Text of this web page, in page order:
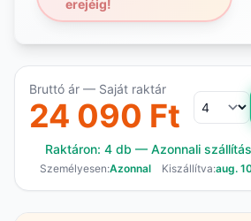
erejéig!
Bruttó ár — Saját raktár
24 090 Ft
Raktáron: 4 db — Azonnali szállítás
Személyesen:Azonnal Kiszállítva:aug.